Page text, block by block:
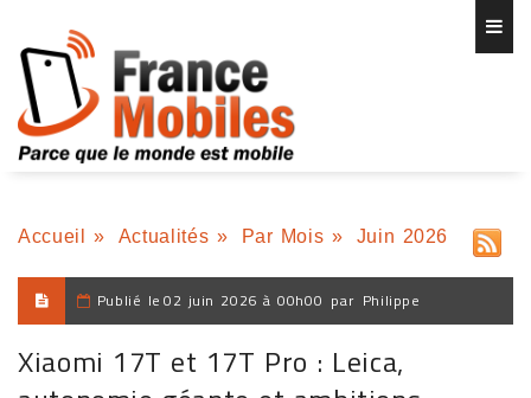
Accueil » Actualités » Par Mois » Juin 2026
Publié le 02 juin 2026 à 00h00 par Philippe
Xiaomi 17T et 17T Pro : Leica,